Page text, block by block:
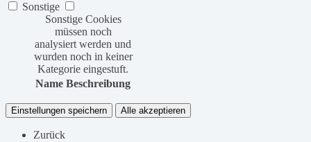
Sonstige
Sonstige Cookies
müssen noch
analysiert werden und
wurden noch in keiner
Kategorie eingestuft.
Name Beschreibung
Einstellungen speichern Alle akzeptieren
Zurück